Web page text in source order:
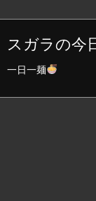
スガラの今
一日一麺